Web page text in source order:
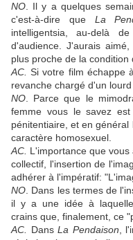
NO . Il y a quelques
c'est‑à‑dire que La
intelligentsia, au‑delà
d'audience. J'aurais
plus proche de la condition
AC. Si votre film échappe
revanche chargé d'un
NO . Parce que le
femme vous le savez
pénitentiaire, et en
caractère homosexuel.
AC. L'importance que
collectif, l'insertion de
adhérer à l'impératif:
NO . Dans les termes de
il y a une idée à
crains que, finalement, ce
AC.
Dans La Pendaison ,